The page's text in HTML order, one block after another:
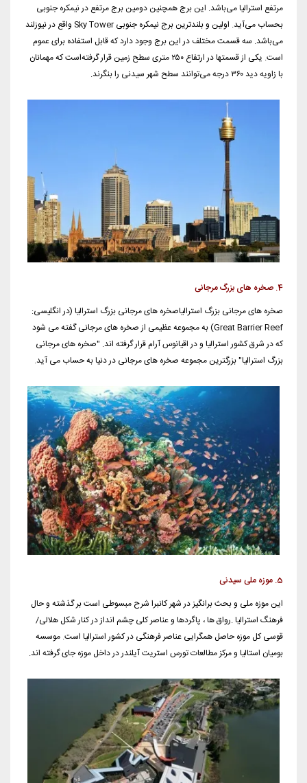
مرتفع استرالیا می‌باشد. این برج همچنین دومین برج مرتفع در نیمکره جنوبی
بحساب می‌آید. اولین و بلندترین برج نیمکره جنوبی Sky Tower واقع در نیوزلند
می‌باشد. سه قسمت مختلف در این برج وجود دارد که قابل استفاده برای عموم
است. یکی از قسمتها در ارتفاع ۲۵۰ متری سطح زمین قرار گرفته‌است که مهمانان
با زاویه دید ۳۶۰ درجه می‌توانند سطح شهر سیدنی را بنگرند.
4. صخره های بزرگ مرجانی
صخره های مرجانی بزرگ استرالیاصخره های مرجانی بزرگ استرالیا (در انگلیسی:
Great Barrier Reef) به مجموعه عظیمی از صخره های مرجانی گفته می شود
که در شرق کشور استرالیا و در اقیانوس آرام قرار گرفته اند. "صخره های مرجانی
بزرگ استرالیا" بزرگترین مجموعه صخره های مرجانی در دنیا به حساب می آید.
5. موزه ملی سیدنی
این موزه ملی و بحث برانگیز در شهر كانبرا شرح مبسوطی است بر گذشته و حال
فرهنگ استرالیا.رواق ها ، پاگردها و عناصر كلی چشم انداز در كنار شكل هلالی/
قوسی كل موزه حاصل همگرایی عناصر فرهنگی در كشور استرالیا است. موسسه
بومیان استالیا و مركز مطالعات تورس استریت آیلندر در داخل موزه جای گرفته اند.